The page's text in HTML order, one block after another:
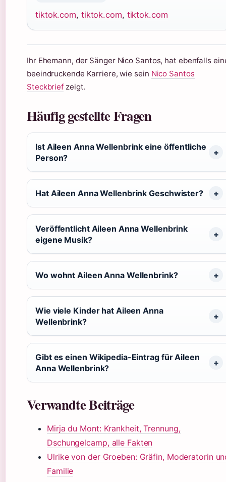
tiktok.com, tiktok.com, tiktok.com
Ihr Ehemann, der Sänger Nico Santos, hat ebenfalls
beeindruckende Karriere, wie sein Nico Santos
Steckbrief zeigt.
Häufig gestellte Fragen
Ist Aileen Anna Wellenbrink eine öffentliche
Person?
Hat Aileen Anna Wellenbrink Geschwister?
Veröffentlicht Aileen Anna Wellenbrink
eigene Musik?
Wo wohnt Aileen Anna Wellenbrink?
Wie viele Kinder hat Aileen Anna
Wellenbrink?
Gibt es einen Wikipedia-Eintrag für Aileen
Anna Wellenbrink?
Verwandte Beiträge
Mirja du Mont: Krankheit, Trennung,
Dschungelcamp, alle Fakten
Ulrike von der Groeben: Gräfin, Moderatorin
Familie